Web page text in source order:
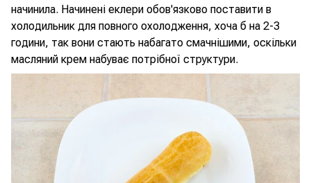
начинила. Начинені еклери обов'язково поставити в
холодильник для повного охолодження, хоча б на 2-3
години, так вони стають набагато смачнішими, оскільки
масляний крем набуває потрібної структури.